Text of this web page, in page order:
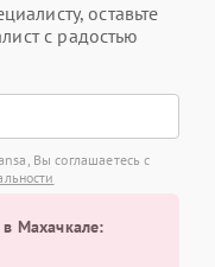
оставьте
с радостью
Вы соглашаетесь с
в Махачкале: